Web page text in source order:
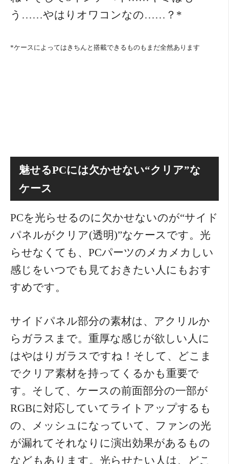
う……やはりオワコンなの……？*
*ケースによってはきちんと搭載できるものもまだ全然あります
魅せるPCには欠かせない“クリア”な
ケース
PCを光らせるのに欠かせないのが“サイド
パネルがクリア(透明)”なケースです。光
らせなくても、PCパーツのメカメカしい
感じをいつでも見ておきたい人にもおす
すめです。
サイドパネル部分の素材は、アクリルか
らガラスまで。重厚な感じが欲しい人に
はやはりガラスですね！そして、どこま
でクリア素材を持ってくるかも重要で
す。そして、ケースの前面部分の一部が
RGBに対応していてライトアップするも
の、メッシュになっていて、ファンの光
が漏れてそれなりに演出効果があるもの
などもあります。光らせたい人は、どこ